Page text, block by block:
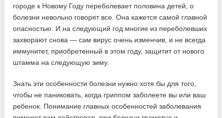
городе к Новому Году переболевает половина детей, о
болезни невольно говорят все. Она кажется самой главной
опасностью. И на следующий год многие из переболевших
захворают снова — сам вирус очень изменчив, и не всегда
иммунитет, приобретенный в этом году, защитит от нового
штамма на следующую зиму.
Знать эти особенности болезни нужно хотя бы для того,
чтобы не паниковать, когда гриппом заболеете вы или ваш
ребенок. Понимание главных особенностей заболевания